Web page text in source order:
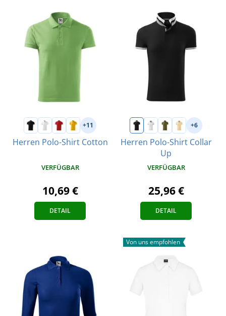
+11
Herren Polo-Shirt Cotton
VERFÜGBAR
10,69 €
DETAIL
+6
Herren Polo-Shirt Collar
Up
VERFÜGBAR
25,96 €
DETAIL
Von uns empfohlen